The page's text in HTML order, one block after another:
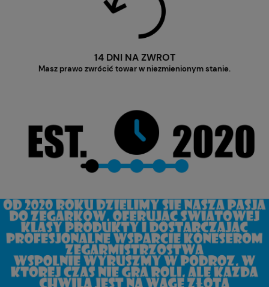
14 DNI NA ZWROT
Masz prawo zwrócić towar w niezmienionym stanie.